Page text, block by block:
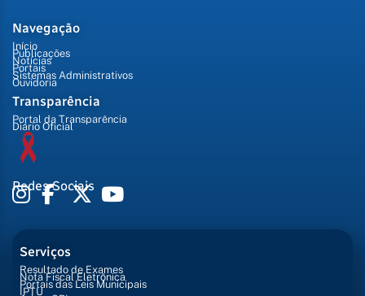
Navegação
Início
Publicações
Notícias
Portais
Sistemas Administrativos
Ouvidoria
Transparência
Portal da Transparência
Diário Oficial
Redes Sociais
Serviços
Resultado de Exames
Nota Fiscal Eletrônica
Portais das Leis Municipais
IPTU